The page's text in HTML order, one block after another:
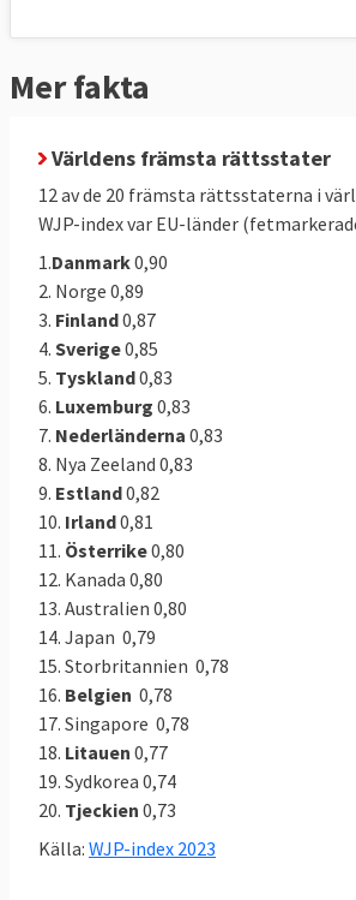
och fyra svar. Se även tidslinjen
Mer fakta
Världens främsta rättsstater
12 av de 20 främsta rättsstaterna i
WJP-index var EU-länder
1.Danmark0,90
2. Norge 0,89
3. Finland0,87
4. Sverige0,85
5. Tyskland0,83
6. Luxemburg 0,83
7. Nederländerna 0,83
8. Nya Zeeland 0,83
9. Estland0,82
10. Irland0,81
11. Österrike0,80
12. Kanada 0,80
13. Australien 0,80
14. Japan 0,79
15. Storbritannien 0,78
16. Belgien 0,78
17. Singapore 0,78
18. Litauen 0,77
19. Sydkorea 0,74
20. Tjeckien 0,73
​Källa: WJP-index 2023